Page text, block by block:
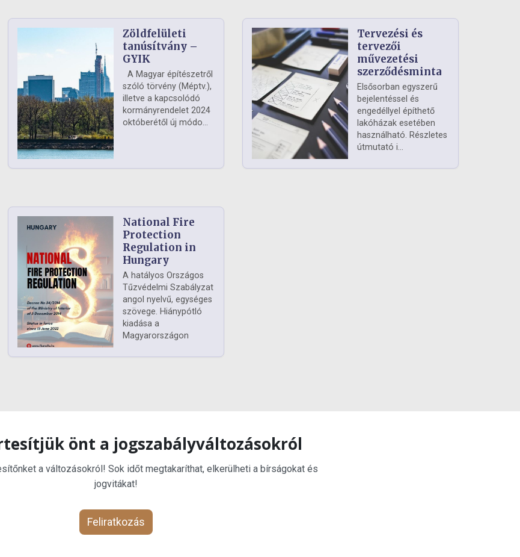
Zöldfelületi
tanúsítvány –
GYIK
A Magyar építészetről
szóló törvény (Méptv.),
illetve a kapcsolódó
kormányrendelet 2024
októberétől új módo...
Tervezési és
tervezői
művezetési
szerződésminta
Elsősorban egyszerű
bejelentéssel és
engedéllyel építhető
lakóházak esetében
használható. Részletes
útmutató i...
National Fire
Protection
Regulation in
Hungary
A hatályos Országos
Tűzvédelmi Szabályzat
angol nyelvű, egységes
szövege. Hiánypótló
kiadása a
Magyarországon
önt a jogszabályváltozásokról
a változásokról! Sok időt megtakaríthat, elkerülheti a bírságokat és
jogvitákat!
Feliratkozás